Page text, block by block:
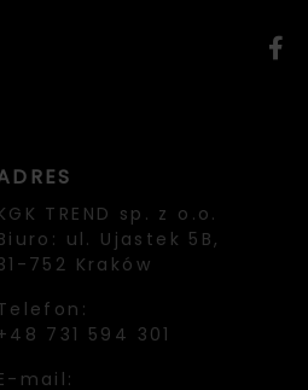
TREND sp. z o.o.
ul. Ujastek 5B,
752 Kraków
731 594 301
mail: